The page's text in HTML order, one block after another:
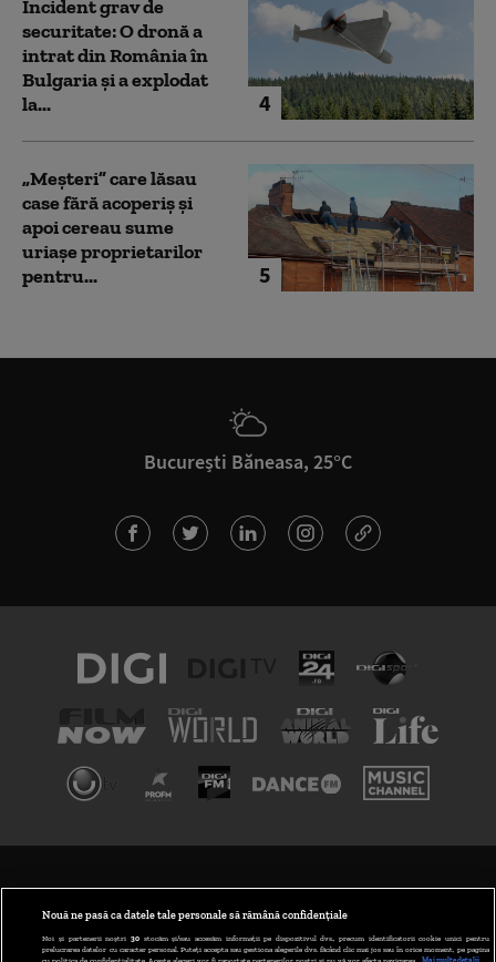
4
Incident grav de
securitate: O dronă a
intrat din România în
Bulgaria şi a explodat
la...
5
„Meșteri” care lăsau
case fără acoperiș și
apoi cereau sume
uriașe proprietarilor
pentru...
București Băneasa, 25°C
ABONARE DIGI TV
Nouă ne pasă ca datele tale personale să rămână confidențiale
Noi și partenerii noștri 30stocăm și/sau accesăm informații pe dispozitivul dvs., precum identificatorii cookie unici pentru
prelucrarea datelor cu caracter personal. Puteți accepta sau gestiona alegerile dvs. făcând clic mai jos sau în orice moment, pe pagina